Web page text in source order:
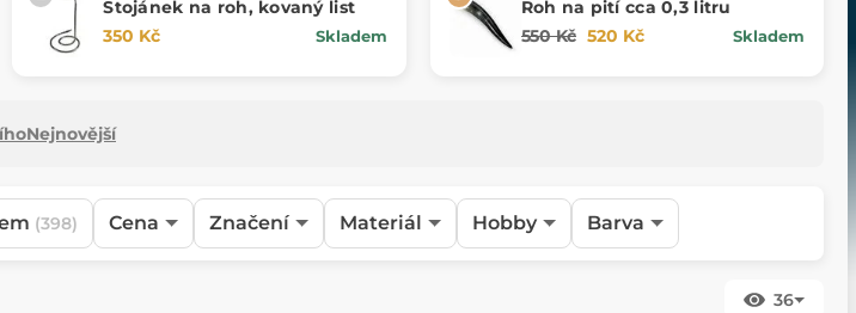
Stojánek na roh, kovaný list
350 Kč
Skladem
Roh na pití cca 0,3 litru
550 Kč 520 Kč Skladem
Nejnovější
(398) Cena Značení Materiál Hobby Barva
36